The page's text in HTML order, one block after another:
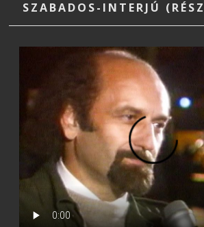
SZABADOS-INTERJÚ